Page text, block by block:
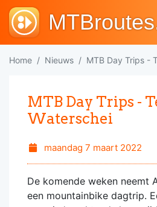
Home Nieuws MTB Day Trips -
MTB Day Trips -
Waterschei
maandag 7 maart 2022
De komende weken neemt
een mountainbike dagtrip.